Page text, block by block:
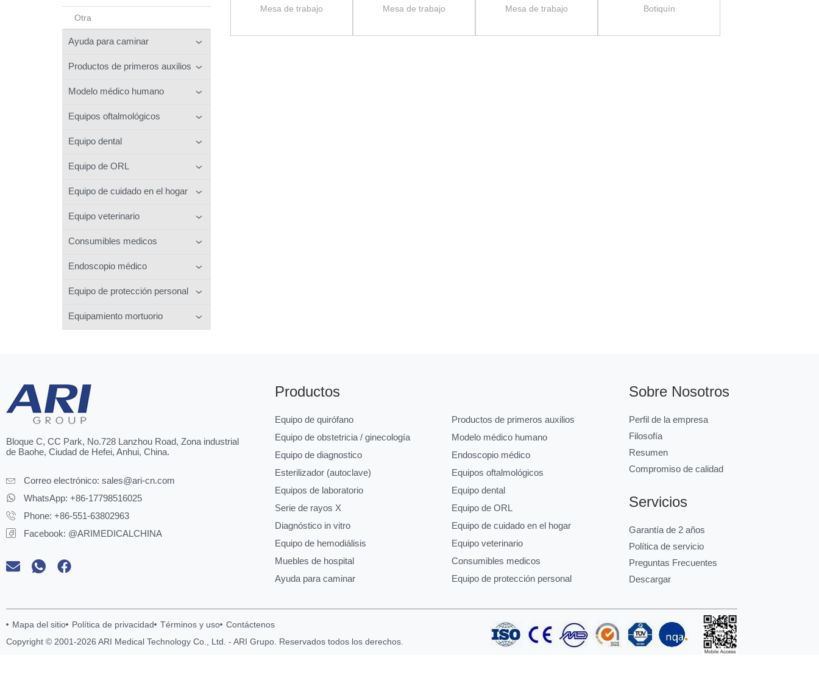
Otra
Ayuda para caminar
Productos de primeros auxilios
Modelo médico humano
Equipos oftalmológicos
Equipo dental
Equipo de ORL
Equipo de cuidado en el hogar
Equipo veterinario
Consumibles medicos
Endoscopio médico
Equipo de protección personal
Equipamiento mortuorio
Mesa de trabajo Mesa de trabajo Mesa de trabajo Botiquín
Bloque C, CC Park, No.728 Lanzhou Road, Zona industrial
de Baohe, Ciudad de Hefei, Anhui, China.
Correo electrónico: sales@ari-cn.com
WhatsApp: +86-17798516025
Phone: +86-551-63802963
Facebook: @ARIMEDICALCHINA
Productos
Equipo de quirófano
Equipo de obstetricia / ginecología
Equipo de diagnostico
Esterilizador (autoclave)
Equipos de laboratorio
Serie de rayos X
Diagnóstico in vitro
Equipo de hemodiálisis
Muebles de hospital
Ayuda para caminar
Productos de primeros auxilios
Modelo médico humano
Endoscopio médico
Equipos oftalmológicos
Equipo dental
Equipo de ORL
Equipo de cuidado en el hogar
Equipo veterinario
Consumibles medicos
Equipo de protección personal
Sobre Nosotros
Perfil de la empresa
Filosofía
Resumen
Compromiso de calidad
Servicios
Garantía de 2 años
Política de servicio
Preguntas Frecuentes
Descargar
Mapa del sitio Política de privacidad Términos y uso
Contáctenos
Copyright © 2001-2026 ARI Medical Technology Co., Ltd. - ARI Grupo. Reservados todos los derechos.